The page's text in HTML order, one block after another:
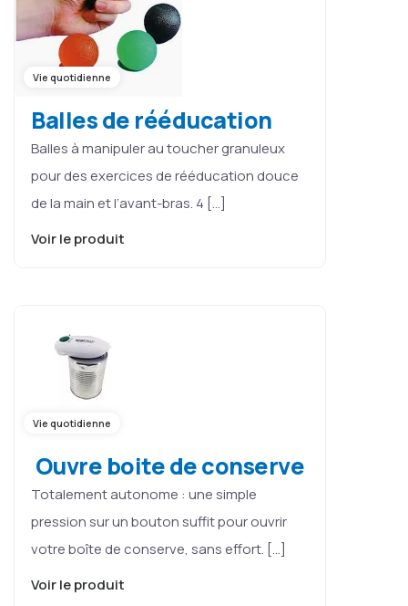
Vie quotidienne
Balles de rééducation
Balles à manipuler au toucher granuleux
pour des exercices de rééducation douce
de la main et l’avant-bras. 4 […]
Voir le produit
Vie quotidienne
Ouvre boite de conserve
Totalement autonome : une simple
pression sur un bouton suffit pour ouvrir
votre boîte de conserve, sans effort. […]
Voir le produit